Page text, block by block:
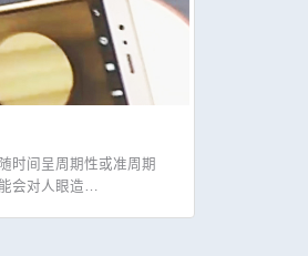
时间呈周期性或准周期
会对人眼造…